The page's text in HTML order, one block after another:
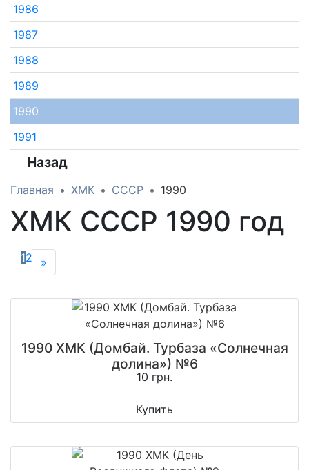
Главная ХМК СССР 1990
ХМК СССР 1990 год
12 »
1990 ХМК (Домбай. Турбаза «Солнечная
долина») №6
10 грн.
Купить
1986
1987
1988
1989
1990
1991
Назад